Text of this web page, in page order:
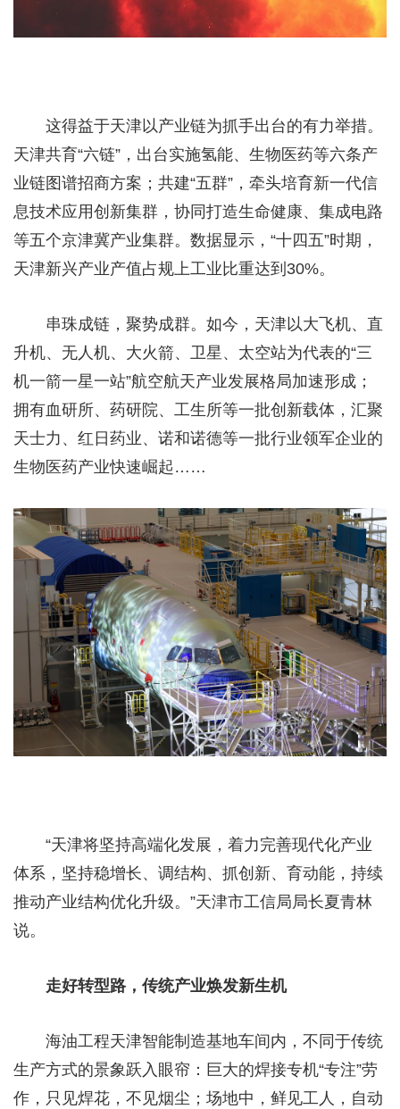
这得益于天津以产业链为抓手出台的有力举措。
天津共育“六链”，出台实施氢能、生物医药等六条产
业链图谱招商方案；共建“五群”，牵头培育新一代信
息技术应用创新集群，协同打造生命健康、集成电路
等五个京津冀产业集群。数据显示，“十四五”时期，
天津新兴产业产值占规上工业比重达到30%。
串珠成链，聚势成群。如今，天津以大飞机、直
升机、无人机、大火箭、卫星、太空站为代表的“三
机一箭一星一站”航空航天产业发展格局加速形成；
拥有血研所、药研院、工生所等一批创新载体，汇聚
天士力、红日药业、诺和诺德等一批行业领军企业的
生物医药产业快速崛起……
“天津将坚持高端化发展，着力完善现代化产业
体系，坚持稳增长、调结构、抓创新、育动能，持续
推动产业结构优化升级。”天津市工信局局长夏青林
说。
走好转型路，传统产业焕发新生机
海油工程天津智能制造基地车间内，不同于传统
生产方式的景象跃入眼帘：巨大的焊接专机“专注”劳
作，只见焊花，不见烟尘；场地中，鲜见工人，自动